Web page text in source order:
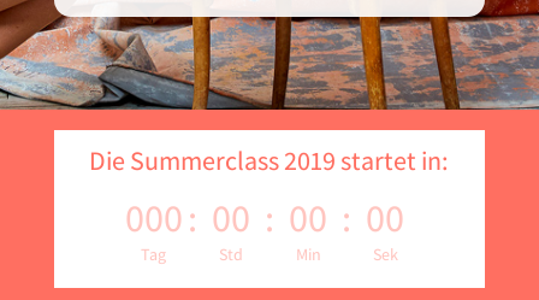
Die Summerclass 2019 startet in:
000
Tag
: 00
Std
: 00
Min
: 00
Sek